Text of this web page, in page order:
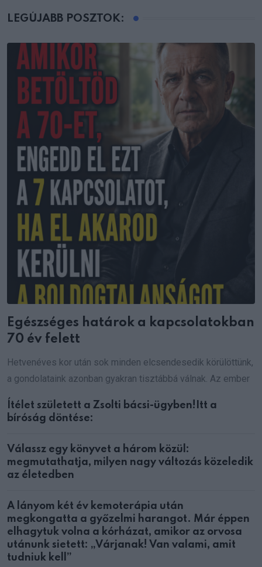
LEGÚJABB POSZTOK:
Egészséges határok a kapcsolatokban
70 év felett
Hetvenéves kor után sok minden elcsendesedik körülöttünk,
a gondolataink azonban gyakran tisztábbá válnak. Az ember
Ítélet született a Zsolti bácsi-ügyben!Itt a
bíróság döntése:
Válassz egy könyvet a három közül:
megmutathatja, milyen nagy változás közeledik
az életedben
A lányom két év kemoterápia után
megkongatta a győzelmi harangot. Már éppen
elhagytuk volna a kórházat, amikor az orvosa
utánunk sietett: „Várjanak! Van valami, amit
tudniuk kell”